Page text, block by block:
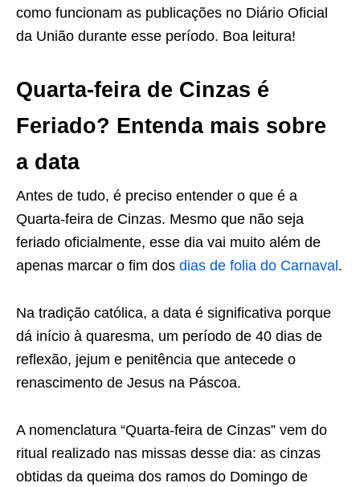
como funcionam as publicações no Diário Oficial
da União durante esse período. Boa leitura!
Quarta-feira de Cinzas é
Feriado? Entenda mais sobre
a data
Antes de tudo, é preciso entender o que é a
Quarta-feira de Cinzas. Mesmo que não seja
feriado oficialmente, esse dia vai muito além de
apenas marcar o fim dos dias de folia do Carnaval.
Na tradição católica, a data é significativa porque
dá início à quaresma, um período de 40 dias de
reflexão, jejum e penitência que antecede o
renascimento de Jesus na Páscoa.
A nomenclatura “Quarta-feira de Cinzas” vem do
ritual realizado nas missas desse dia: as cinzas
obtidas da queima dos ramos do Domingo de